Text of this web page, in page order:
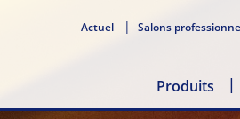
Actuel Salons
Produits